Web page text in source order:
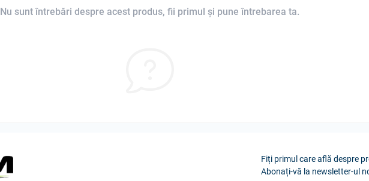
Nu sunt întrebări despre acest produs, fii primul și pune întrebarea ta.
Fiți primul care află despre
Abonați-vă la newsletter-ul